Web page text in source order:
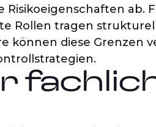
ab.
Rollen tragen
können diese Grenzen